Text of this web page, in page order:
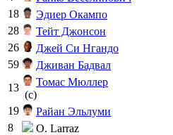
18
Эдиер Окампо
28
Тейт Джонсон
26
Джей Си Нгандо
59
Дживан Бадвал
13
Томас Мюллер
(c)
19
Райан Эльлуми
8
O. Larraz